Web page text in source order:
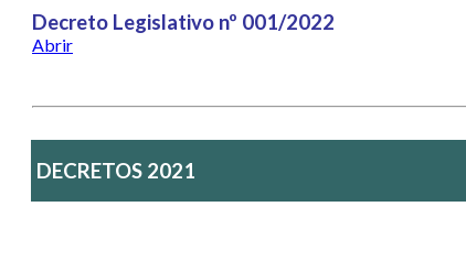
Decreto Legislativo nº 001/2022
Abrir
DECRETOS 2021